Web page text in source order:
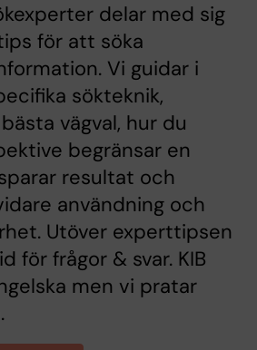
delar med sig
för att söka
Vi guidar i
sökteknik,
vägval, hur du
begränsar en
resultat och
användning och
Utöver experttipsen
för frågor & svar. KIB
men vi pratar